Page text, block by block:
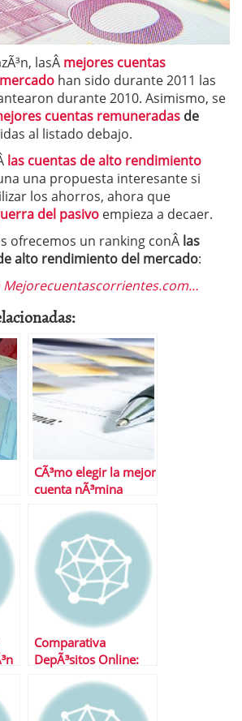
lasÂ mejores cuentas
han sido durante 2011 las
durante 2010. Asimismo, se
cuentas remuneradas de
al listado debajo.
las cuentas de alto rendimiento
una propuesta interesante si
los ahorros, ahora que
del pasivo empieza a decaer.
ofrecemos un ranking conÂ las
alto rendimiento del mercado:
Mejorecuentascorrientes.com…
CÃ³mo elegir la mejor
cuenta nÃ³mina
Comparativa
DepÃ³sitos Online:
Openbank, Uno-e y
TuBancaja